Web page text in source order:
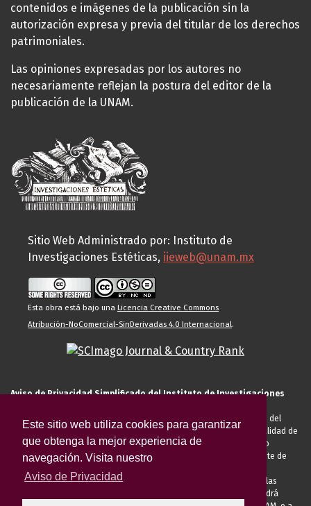
Este sitio web utiliza cookies para garantizar
que obtenga la mejor experiencia de
navegación. Visita nuestro
Aviso de Privacidad
contenidos e imágenes de la publicación sin la
autorización expresa y previa del titular de los derechos
patrimoniales.
Las opiniones expresadas por los autores no
necesariamente reflejan la postura del editor de la
publicación de la UNAM.
Sitio Web Administrado por: Instituto de
Investigaciones Estéticas, iieweb@unam.mx
Esta obra está bajo una Licencia Creative Commons
Atribución-NoComercial-SinDerivadas 4.0 Internacional.
Aviso de Privacidad Simplificado del Instituto de Investigaciones
El Instituto de Investigaciones Estéticas de la UNAM, es responsable del
tratamiento de sus datos personales para el registro de usted en calidad de
alumno, docente, personal de la entidad académica, conferencista o
invitado externo (nacional o extranjero), visitante, proveedor o cliente de
anteriormente descritas u otras aquellas exigidas legalmente o por las
autoridades competentes podrá transferir sus datos personales. Podrá